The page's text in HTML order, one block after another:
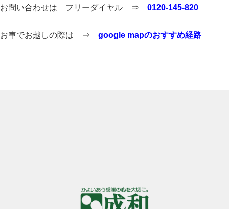
お問い合わせは フリーダイヤル ⇒ 0120-145-820
お車でお越しの際は ⇒ google mapのおすすめ経路